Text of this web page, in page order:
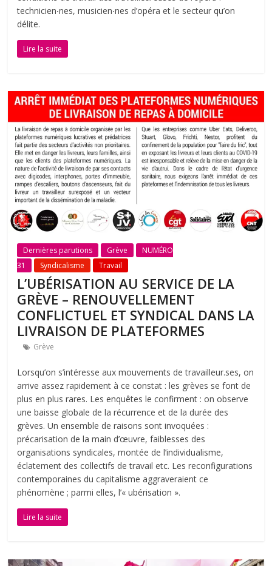
technicien‧nes, musicien‧nes d’opéra et le secteur qu’on
délite.
Lire la suite
Dernières parutions Grève
NUMÉRO
31
Syndicalisme Travail
L’UBÉRISATION AU SERVICE DE LA
GRÈVE – RENOUVELLEMENT
CONFLICTUEL ET SYNDICAL DANS LA
LIVRAISON DE PLATEFORMES
Grève
Lorsqu’on s’intéresse aux mouvements de travailleur.ses, on
arrive assez rapidement à ce constat : les grèves se font de
plus en plus rares. Les enquêtes le confirment : on observe
une baisse globale de la récurrence et de la durée des
grèves. Un ensemble de raisons sont invoquées :
précarisation de la main d’œuvre, faiblesses des
organisations syndicales, montée de l’individualisme,
éclatement des collectifs de travail etc. Les reconfigurations
contemporaines du capitalisme aggraveraient ce
phénomène ; parmi elles, l’« ubérisation ».
Lire la suite